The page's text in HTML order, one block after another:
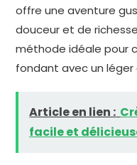
offre une aventure
douceur et de
méthode idéale pour
fondant avec un
Article en lien :
facile et